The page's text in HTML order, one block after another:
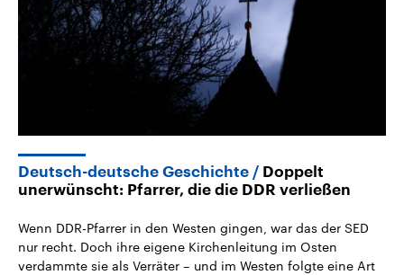
Deutsch-deutsche Geschichte
Doppelt
unerwünscht: Pfarrer, die die DDR verließen
Wenn DDR-Pfarrer in den Westen gingen, war das der SED
nur recht. Doch ihre eigene Kirchenleitung im Osten
verdammte sie als Verräter – und im Westen folgte eine Art